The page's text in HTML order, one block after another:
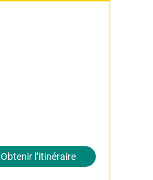
Obtenir l’itinéraire